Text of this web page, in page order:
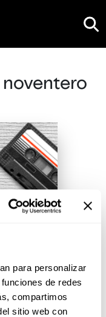
para personalizar
de redes
compartimos
sitio web con